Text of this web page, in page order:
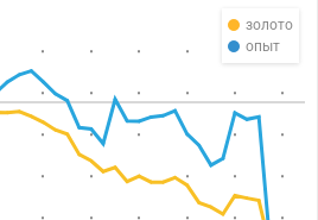
золото
опыт